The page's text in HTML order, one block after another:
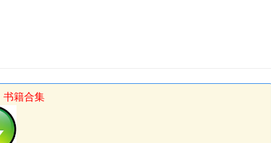
书籍合集